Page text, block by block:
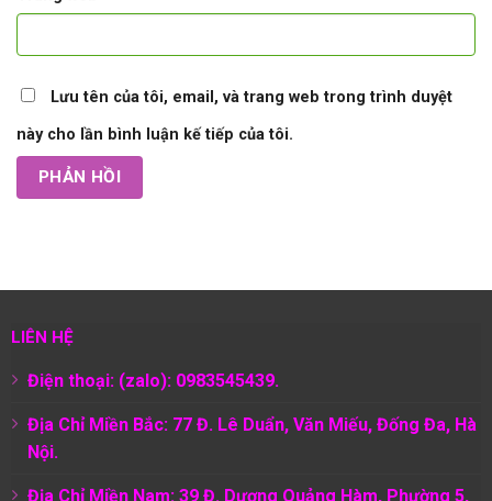
Lưu tên của tôi, email, và trang web trong trình duyệt
này cho lần bình luận kế tiếp của tôi.
LIÊN HỆ
Điện thoại: (zalo): 0983545439.
Địa Chỉ Miền Bắc: 77 Đ. Lê Duẩn, Văn Miếu, Đống Đa, Hà
Nội.
Địa Chỉ Miền Nam: 39 Đ. Dương Quảng Hàm, Phường 5,